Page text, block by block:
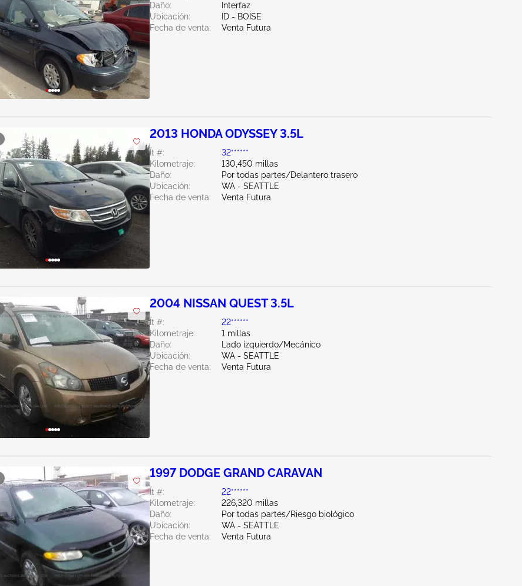
Daño:
Interfaz
Ubicación:
ID - BOISE
Fecha de venta:
Venta Futura
2013 HONDA ODYSSEY 3.5L
Ít #:
32******
Kilometraje:
130,450 millas
Daño:
Por todas partes/Delantero trasero
Ubicación:
WA - SEATTLE
Fecha de venta:
Venta Futura
2004 NISSAN QUEST 3.5L
Ít #:
22******
Kilometraje:
1 millas
Daño:
Lado izquierdo/Mecánico
Ubicación:
WA - SEATTLE
Fecha de venta:
Venta Futura
1997 DODGE GRAND CARAVAN
Ít #:
22******
Kilometraje:
226,320 millas
Daño:
Por todas partes/Riesgo biológico
Ubicación:
WA - SEATTLE
Fecha de venta:
Venta Futura